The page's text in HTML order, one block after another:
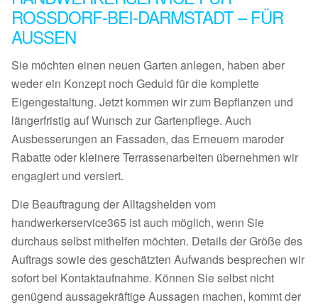
ROSSDORF-BEI-DARMSTADT – FÜR
AUSSEN
Sie möchten einen neuen Garten anlegen, haben aber
weder ein Konzept noch Geduld für die komplette
Eigengestaltung. Jetzt kommen wir zum Bepflanzen und
längerfristig auf Wunsch zur Gartenpflege. Auch
Ausbesserungen an Fassaden, das Erneuern maroder
Rabatte oder kleinere Terrassenarbeiten übernehmen wir
engagiert und versiert.
Die Beauftragung der Alltagshelden vom
handwerkerservice365 ist auch möglich, wenn Sie
durchaus selbst mithelfen möchten. Details der Größe des
Auftrags sowie des geschätzten Aufwands besprechen wir
sofort bei Kontaktaufnahme. Können Sie selbst nicht
genügend aussagekräftige Aussagen machen, kommt der